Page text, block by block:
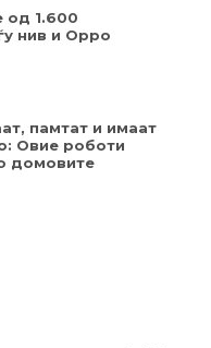
од 1.600
нив и Oppo
памтат и имаат
Овие роботи
домовите